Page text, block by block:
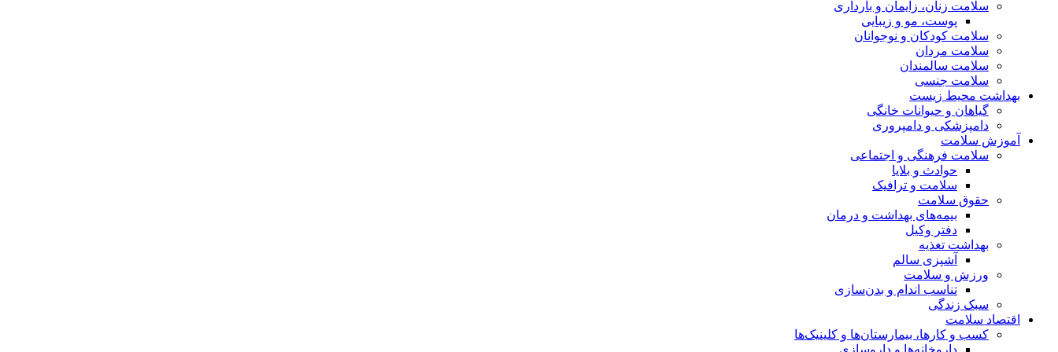
سلامت زنان، زایمان و بارداری
پوست، مو و زیبایی
سلامت کودکان و نوجوانان
سلامت مردان
سلامت سالمندان
سلامت جنسی
بهداشت محیط زیست
گیاهان و حیوانات خانگی
دامپزشکی و دامپروری
آموزش سلامت
سلامت فرهنگی و اجتماعی
حوادث و بلایا
سلامت و ترافیک
حقوق سلامت
بیمه‌های بهداشت و درمان
دفتر وکیل
بهداشت تغذیه
آشپزی سالم
ورزش و سلامت
تناسب اندام و بدن‌سازی
سبک زندگی
اقتصاد سلامت
کسب و کارها، بیمارستان‌ها و کلینیک‌ها